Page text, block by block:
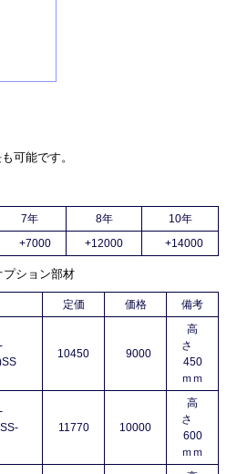
可能です。
7年 8年
10年
+7000 +12000 +14000
プション部材
定価 価格 備考
10450 9000
高
さ
450
ｍｍ
11770 10000
高
さ
600
ｍｍ